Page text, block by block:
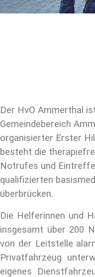
Der HvO Ammerthal
Gemeindebereich
organisierter Erster
besteht die
Notrufes und
qualifizierten
überbrücken.
Die Helferinnen und
insgesamt über 200
von der Leitstelle
Privatfahrzeug
eigenes